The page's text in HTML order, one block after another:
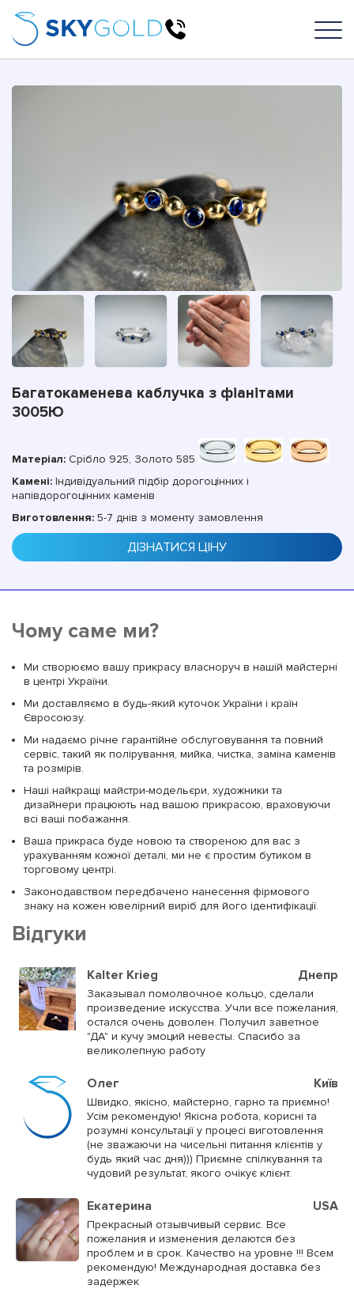
Багатокаменева каблучка з фіанітами
3005Ю
Матеріал: Срібло 925, Золото 585
Камені: Індивідуальний підбір дорогоцінних і
напівдорогоцінних каменів
Виготовлення: 5-7 днів з моменту замовлення
ДІЗНАТИСЯ ЦІНУ
Чому саме ми?
Ми створюємо вашу прикрасу власноруч в нашій майстерні
в центрі України.
Ми доставляємо в будь-який куточок України і країн
Євросоюзу.
Ми надаємо річне гарантійне обслуговування та повний
сервіс, такий як полірування, мийка, чистка, заміна каменів
та розмірів.
Наші найкращі майстри-модельєри, художники та
дизайнери працюють над вашою прикрасою, враховуючи
всі ваші побажання.
Ваша прикраса буде новою та створеною для вас з
урахуванням кожної деталі, ми не є простим бутиком в
торговому центрі.
Законодавством передбачено нанесення фірмового
знаку на кожен ювелірний виріб для його ідентифікації.
Відгуки
Kalter Krieg Днепр
Заказывал помолвочное кольцо, сделали
произведение искусства. Учли все пожелания,
остался очень доволен. Получил заветное
"ДА" и кучу эмоций невесты. Спасибо за
великолепную работу
Олег Київ
Швидко, якісно, майстерно, гарно та приємно!
Усім рекомендую! Якісна робота, корисні та
розумні консультації у процесі виготовлення
(не зважаючи на чисельні питання клієнтів у
будь який час дня))) Приємне спілкування та
чудовий результат, якого очікує клієнт.
Екатерина USA
Прекрасный отзывчивый сервис. Все
пожелания и изменения делаются без
проблем и в срок. Качество на уровне !!! Всем
рекомендую! Международная доставка без
задержек